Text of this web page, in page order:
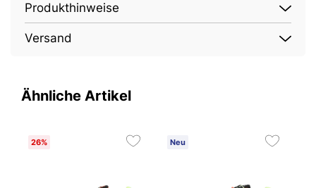
Produkthinweise
Versand
Ähnliche Artikel
26% Neu